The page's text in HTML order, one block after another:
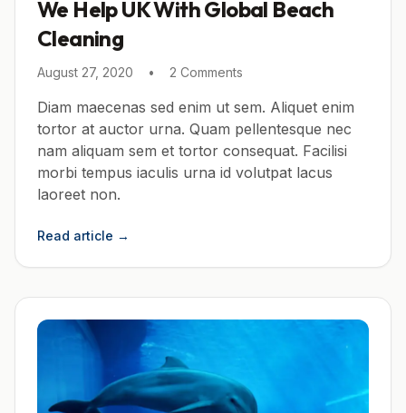
We Help UK With Global Beach
Cleaning
August 27, 2020 • 2 Comments
Diam maecenas sed enim ut sem. Aliquet enim
tortor at auctor urna. Quam pellentesque nec
nam aliquam sem et tortor consequat. Facilisi
morbi tempus iaculis urna id volutpat lacus
laoreet non.
Read article →